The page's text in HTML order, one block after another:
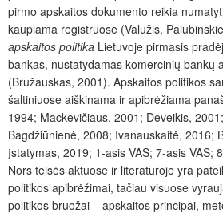
pirmo apskaitos dokumento reikia
kaupiama registruose (Valužis,
apskaitos politika Lietuvoje pirmasis
bankas, nustatydamas komercinių bankų
(Bružauskas, 2001). Apskaitos politikos
šaltiniuose aiškinama ir apibrėžiama
1994; Mackevičiaus, 2001; Deveikis,
Bagdžiūnienė, 2008; Ivanauskaitė, 2016;
įstatymas, 2019; 1-asis VAS; 7-asis VAS;
Nors teisės aktuose ir literatūroje yra
politikos apibrėžimai, tačiau visuose
politikos bruožai – apskaitos principai,